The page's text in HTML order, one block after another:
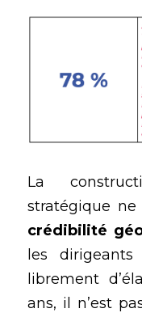
La
crédibilité
les
librement
ans, il n’est